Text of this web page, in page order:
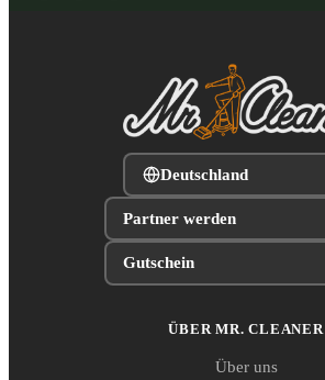
Deutschland
Partner werden
Gutschein
ÜBER MR. CLEANER
Über uns